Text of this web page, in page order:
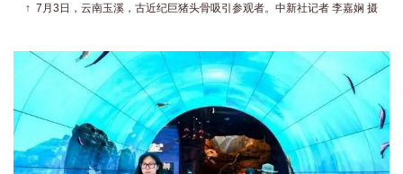
↑ 7月3日，云南玉溪，古近纪巨猪头骨吸引参观者。 中新社记者 李嘉娴 摄